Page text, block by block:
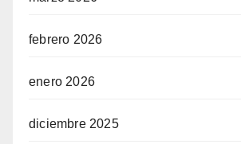
febrero 2026
enero 2026
diciembre 2025